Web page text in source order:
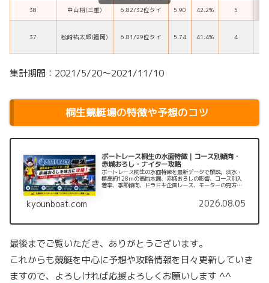
38 中山将(三重) 6.82/32位タイ 5.90 42.2% 5
37 松崎祐太郎(福岡) 6.81/29位タイ 5.74 41.4% 4
集計期間：2021/5/20～2021/11/10
桐生競艇場の特徴や予想のコツ
ボートレース桐生の水面特徴｜コース別傾向・
赤城おろし・ナイター攻略
ボートレース桐生の水面特徴を最新データで解説。淡水・
標高約128mの高地水面、赤城おろしの影響、コース別入
着率、季節傾向、ドラドキ企画レース、モーターの見方、
kyounboat.com 2026.08.05
最後までご覧いただき、ありがとうございます。
これからも競艇を中心に予想や攻略情報を日々更新していき
ますので、よろしければ応援よろしくお願いします ^^